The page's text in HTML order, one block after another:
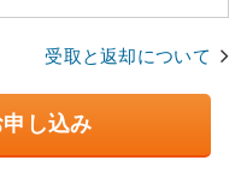
受取と返却について
し込み